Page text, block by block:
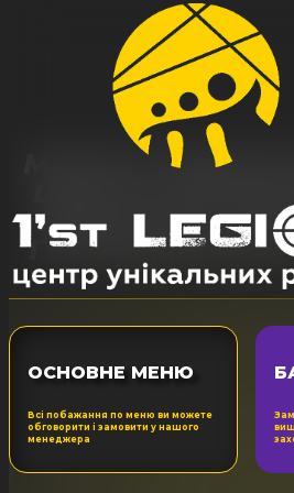
МЕНЮ
ЦЕНТРУ
ПРОСПЕКТ, 21Б
ГЕРОЇВ ДНІПРА)
ОСНОВНЕ МЕНЮ
Всі побажання по меню ви можете
обговорити і замовити у нашого
менеджера